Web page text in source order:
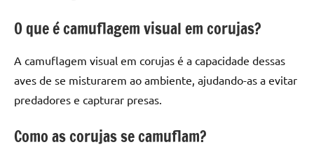
O que é camuflagem visual em corujas?
A camuflagem visual em corujas é a capacidade dessas
aves de se misturarem ao ambiente, ajudando-as a evitar
predadores e capturar presas.
Como as corujas se camuflam?